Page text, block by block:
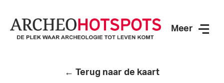
Meer
← Terug naar de kaart